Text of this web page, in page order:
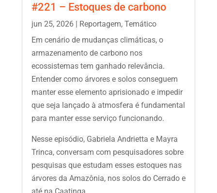
#221 – Estoques de carbono
jun 25, 2026| Reportagem, Temático
Em cenário de mudanças climáticas, o
armazenamento de carbono nos
ecossistemas tem ganhado relevância.
Entender como árvores e solos conseguem
manter esse elemento aprisionado e impedir
que seja lançado à atmosfera é fundamental
para manter esse serviço funcionando.
Nesse episódio, Gabriela Andrietta e Mayra
Trinca, conversam com pesquisadores sobre
pesquisas que estudam esses estoques nas
árvores da Amazônia, nos solos do Cerrado e